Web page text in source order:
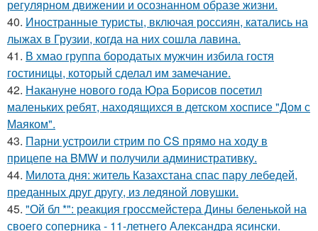
регулярном движении и осознанном образе жизни.
40. Иностранные туристы, включая россиян, катались на
лыжах в Грузии, когда на них сошла лавина.
41. В хмао группа бородатых мужчин избила гостя
гостиницы, который сделал им замечание.
42. Накануне нового года Юра Борисов посетил
маленьких ребят, находящихся в детском хосписе "Дом с
Маяком".
43. Парни устроили стрим по CS прямо на ходу в
прицепе на BMW и получили административку.
44. Милота дня: житель Казахстана спас пару лебедей,
преданных друг другу, из ледяной ловушки.
45. "Ой бл *": реакция гроссмейстера Дины беленькой на
своего соперника - 11-летнего Александра ясински.